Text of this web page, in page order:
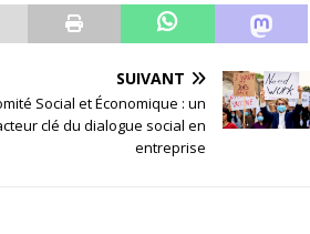
SUIVANT
Social et Économique : un
clé du dialogue social en
entreprise